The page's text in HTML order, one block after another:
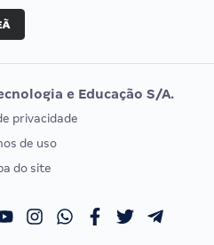
Vunesp
EXAME DE ORDEM
Calendário OAB
e Educação S/A.
privacidade
de uso
do site